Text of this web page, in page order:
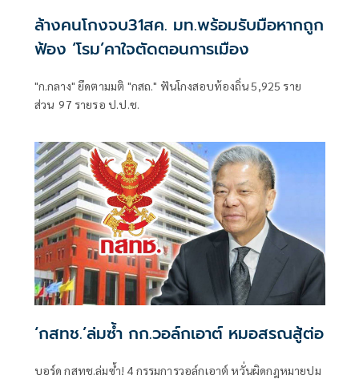
ล้างคนโกงจบ31สค. มท.พร้อมรับมือหากถูก
ฟ้อง ‘โรม’คาใจตัดตอนการเมือง
"ก.กลาง" ยึดตามมติ "กสถ." ฟันโกงสอบท้องถิ่น 5,925 ราย
ส่วน 97 รายรอ ป.ป.ช.
‘กสทช.’ล่มซํ้า กก.วอล์กเอาต์ หมอสรณสู้ต่อ
บอร์ด กสทช.ล่มซ้ำ! 4 กรรมการวอล์กเอาต์ หวั่นผิดกฎหมายปม